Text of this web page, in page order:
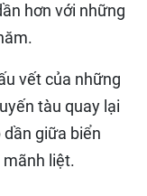
hơn với những
vết của những
tàu quay lại
giữa biển
mãnh liệt.